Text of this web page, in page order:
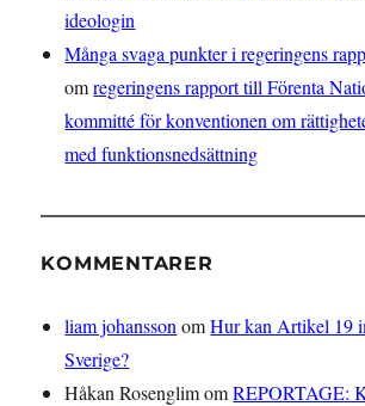
ideologin
Många svaga punkter i regeringens
omregeringens rapport till Förenta
kommitté för konventionen om
med funktionsnedsättning
KOMMENTARER
liam johansson omHur kan Artikel 19
Sverige?
Håkan RosenglimomREPORTAGE: